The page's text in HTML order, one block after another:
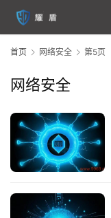
首
页
首页 网络安全 第5页
网络安全